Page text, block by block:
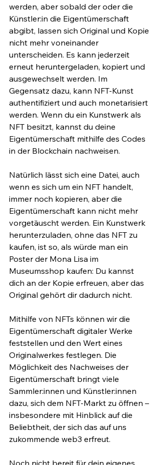
werden, aber sobald der oder die
Künstler:in die Eigentümerschaft
abgibt, lassen sich Original und Kopie
nicht mehr voneinander
unterscheiden. Es kann jederzeit
erneut heruntergeladen, kopiert und
ausgewechselt werden. Im
Gegensatz dazu, kann NFT-Kunst
authentifiziert und auch monetarisiert
werden. Wenn du ein Kunstwerk als
NFT besitzt, kannst du deine
Eigentümerschaft mithilfe des Codes
in der Blockchain nachweisen.
Natürlich lässt sich eine Datei, auch
wenn es sich um ein NFT handelt,
immer noch kopieren, aber die
Eigentümerschaft kann nicht mehr
vorgetäuscht werden. Ein Kunstwerk
herunterzuladen, ohne das NFT zu
kaufen, ist so, als würde man ein
Poster der Mona Lisa im
Museumsshop kaufen: Du kannst
dich an der Kopie erfreuen, aber das
Original gehört dir dadurch nicht.
Mithilfe von NFTs können wir die
Eigentümerschaft digitaler Werke
feststellen und den Wert eines
Originalwerkes festlegen. Die
Möglichkeit des Nachweises der
Eigentümerschaft bringt viele
Sammler:innen und Künstler:innen
dazu, sich dem NFT-Markt zu öffnen –
insbesondere mit Hinblick auf die
Beliebtheit, der sich das auf uns
zukommende web3 erfreut.